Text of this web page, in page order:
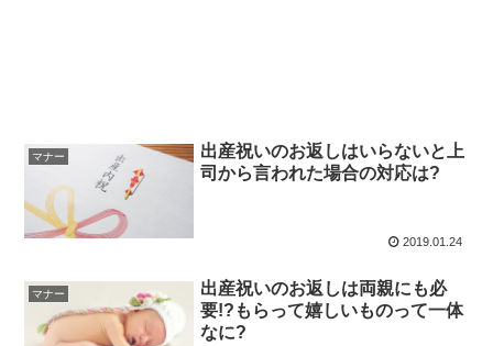
マナー
出産祝いのお返しはいらないと上
司から言われた場合の対応は?
2019.01.24
マナー
出産祝いのお返しは両親にも必
要!?もらって嬉しいものって一体
なに?